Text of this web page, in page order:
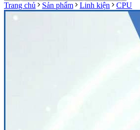
Trang chủ Sản phẩm Linh kiện CPU